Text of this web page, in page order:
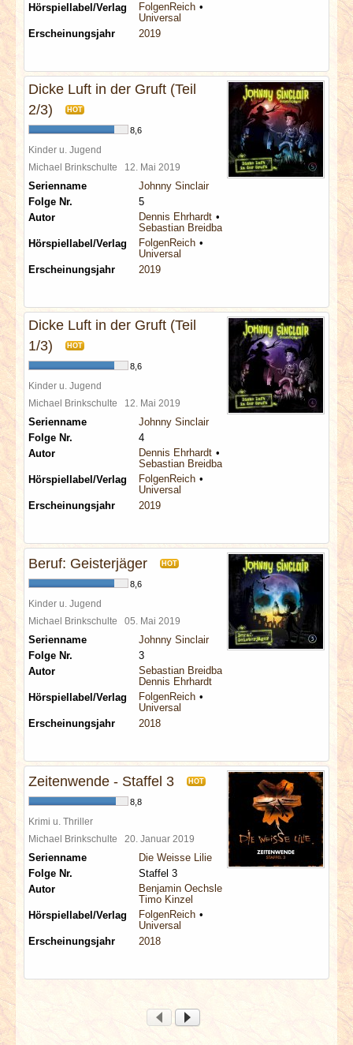
Hörspiellabel/Verlag
FolgenReich
Universal
Erscheinungsjahr
2019
Dicke Luft in der Gruft (Teil
2/3)
HOT
8,6
Kinder u. Jugend
Michael Brinkschulte 12. Mai 2019
Serienname
Johnny Sinclair
Folge Nr.
5
Autor
Dennis Ehrhardt
Sebastian Breidbach
Hörspiellabel/Verlag
FolgenReich
Universal
Erscheinungsjahr
2019
Dicke Luft in der Gruft (Teil
1/3)
HOT
8,6
Kinder u. Jugend
Michael Brinkschulte 12. Mai 2019
Serienname
Johnny Sinclair
Folge Nr.
4
Autor
Dennis Ehrhardt
Sebastian Breidbach
Hörspiellabel/Verlag
FolgenReich
Universal
Erscheinungsjahr
2019
Beruf: Geisterjäger HOT
8,6
Kinder u. Jugend
Michael Brinkschulte 05. Mai 2019
Serienname
Johnny Sinclair
Folge Nr.
3
Autor
Sebastian Breidbach
Dennis Ehrhardt
Hörspiellabel/Verlag
FolgenReich
Universal
Erscheinungsjahr
2018
Zeitenwende - Staffel 3 HOT
8,8
Krimi u. Thriller
Michael Brinkschulte 20. Januar 2019
Serienname
Die Weisse Lilie
Folge Nr.
Staffel 3
Autor
Benjamin Oechsle
Timo Kinzel
Hörspiellabel/Verlag
FolgenReich
Universal
Erscheinungsjahr
2018